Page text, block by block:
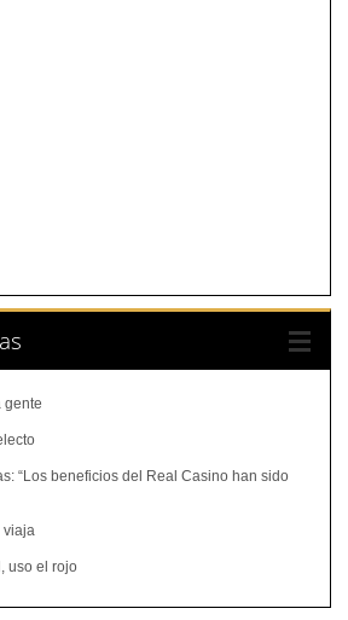
gente
“Los beneficios del Real Casino han sido
viaja
uso el rojo